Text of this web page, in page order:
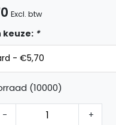
Excl. btw
keuze: *
(10000)
- +